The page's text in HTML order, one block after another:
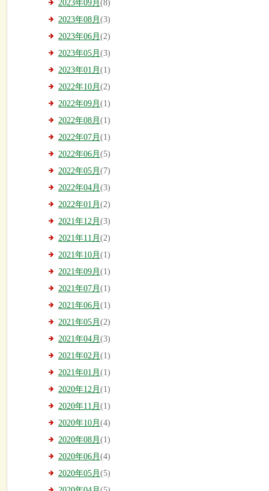
2023年09月 (8)
2023年08月 (3)
2023年06月 (2)
2023年05月 (3)
2023年01月 (1)
2022年10月 (2)
2022年09月 (1)
2022年08月 (1)
2022年07月 (1)
2022年06月 (5)
2022年05月 (7)
2022年04月 (3)
2022年01月 (2)
2021年12月 (3)
2021年11月 (2)
2021年10月 (1)
2021年09月 (1)
2021年07月 (1)
2021年06月 (1)
2021年05月 (2)
2021年04月 (3)
2021年02月 (1)
2021年01月 (1)
2020年12月 (1)
2020年11月 (1)
2020年10月 (4)
2020年08月 (1)
2020年06月 (4)
2020年05月 (5)